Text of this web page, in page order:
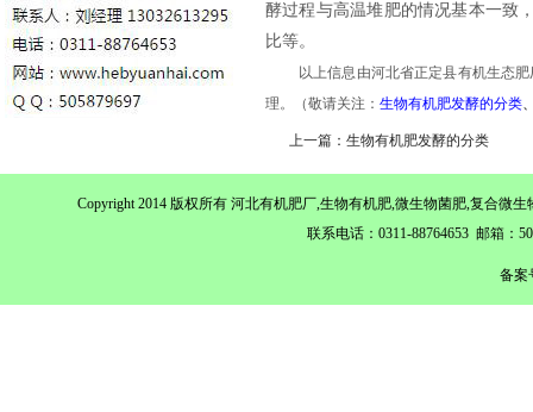
酵过程与高温堆肥的情况基本一致
比等。
以上信息由河北省正定县有机生态
理。
（敬请关注： 生物有机肥发酵的分类
上一篇：生物有机肥发酵的分类
Copyright 2014 版权所有 河北有机肥厂,生物有机肥,微生物菌肥,复合
联系电话：0311-88764653 邮箱：
备案